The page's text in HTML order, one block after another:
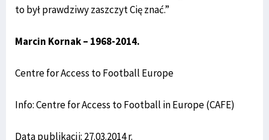
to był prawdziwy zaszczyt Cię znać.”
Marcin Kornak – 1968-2014.
Centre for Access to Football Europe
Info: Centre for Access to Football in Europe (CAFE)
Data publikacji: 27.03.2014 r.